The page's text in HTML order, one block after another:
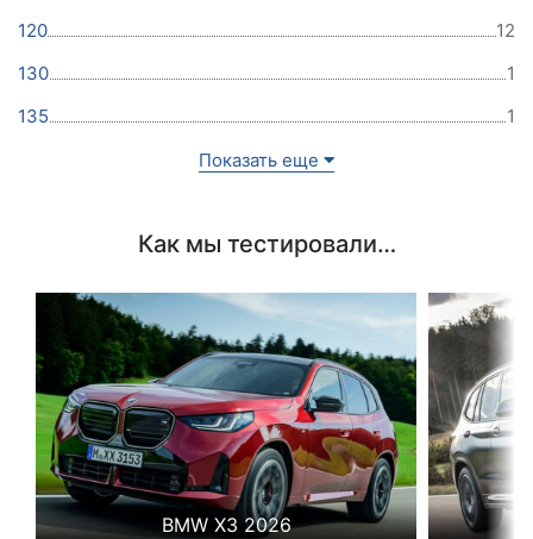
120
12
130
1
135
1
Показать еще
Как мы тестировали…
BMW X3 2026